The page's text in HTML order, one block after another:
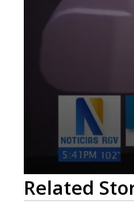
0
seconds
of
Related